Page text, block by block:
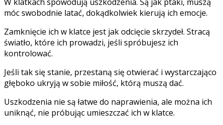
móc swobodnie latać, dokądkolwiek kierują ich emocje.
Zamknięcie ich w klatce jest jak odcięcie skrzydeł. Stracą
światło, które ich prowadzi, jeśli spróbujesz ich
kontrolować.
Jeśli tak się stanie, przestaną się otwierać i wystarczająco
głęboko ukryją w sobie miłość, którą muszą dać.
Uszkodzenia nie są łatwe do naprawienia, ale można ich
uniknąć, nie próbując umieszczać ich w klatce.